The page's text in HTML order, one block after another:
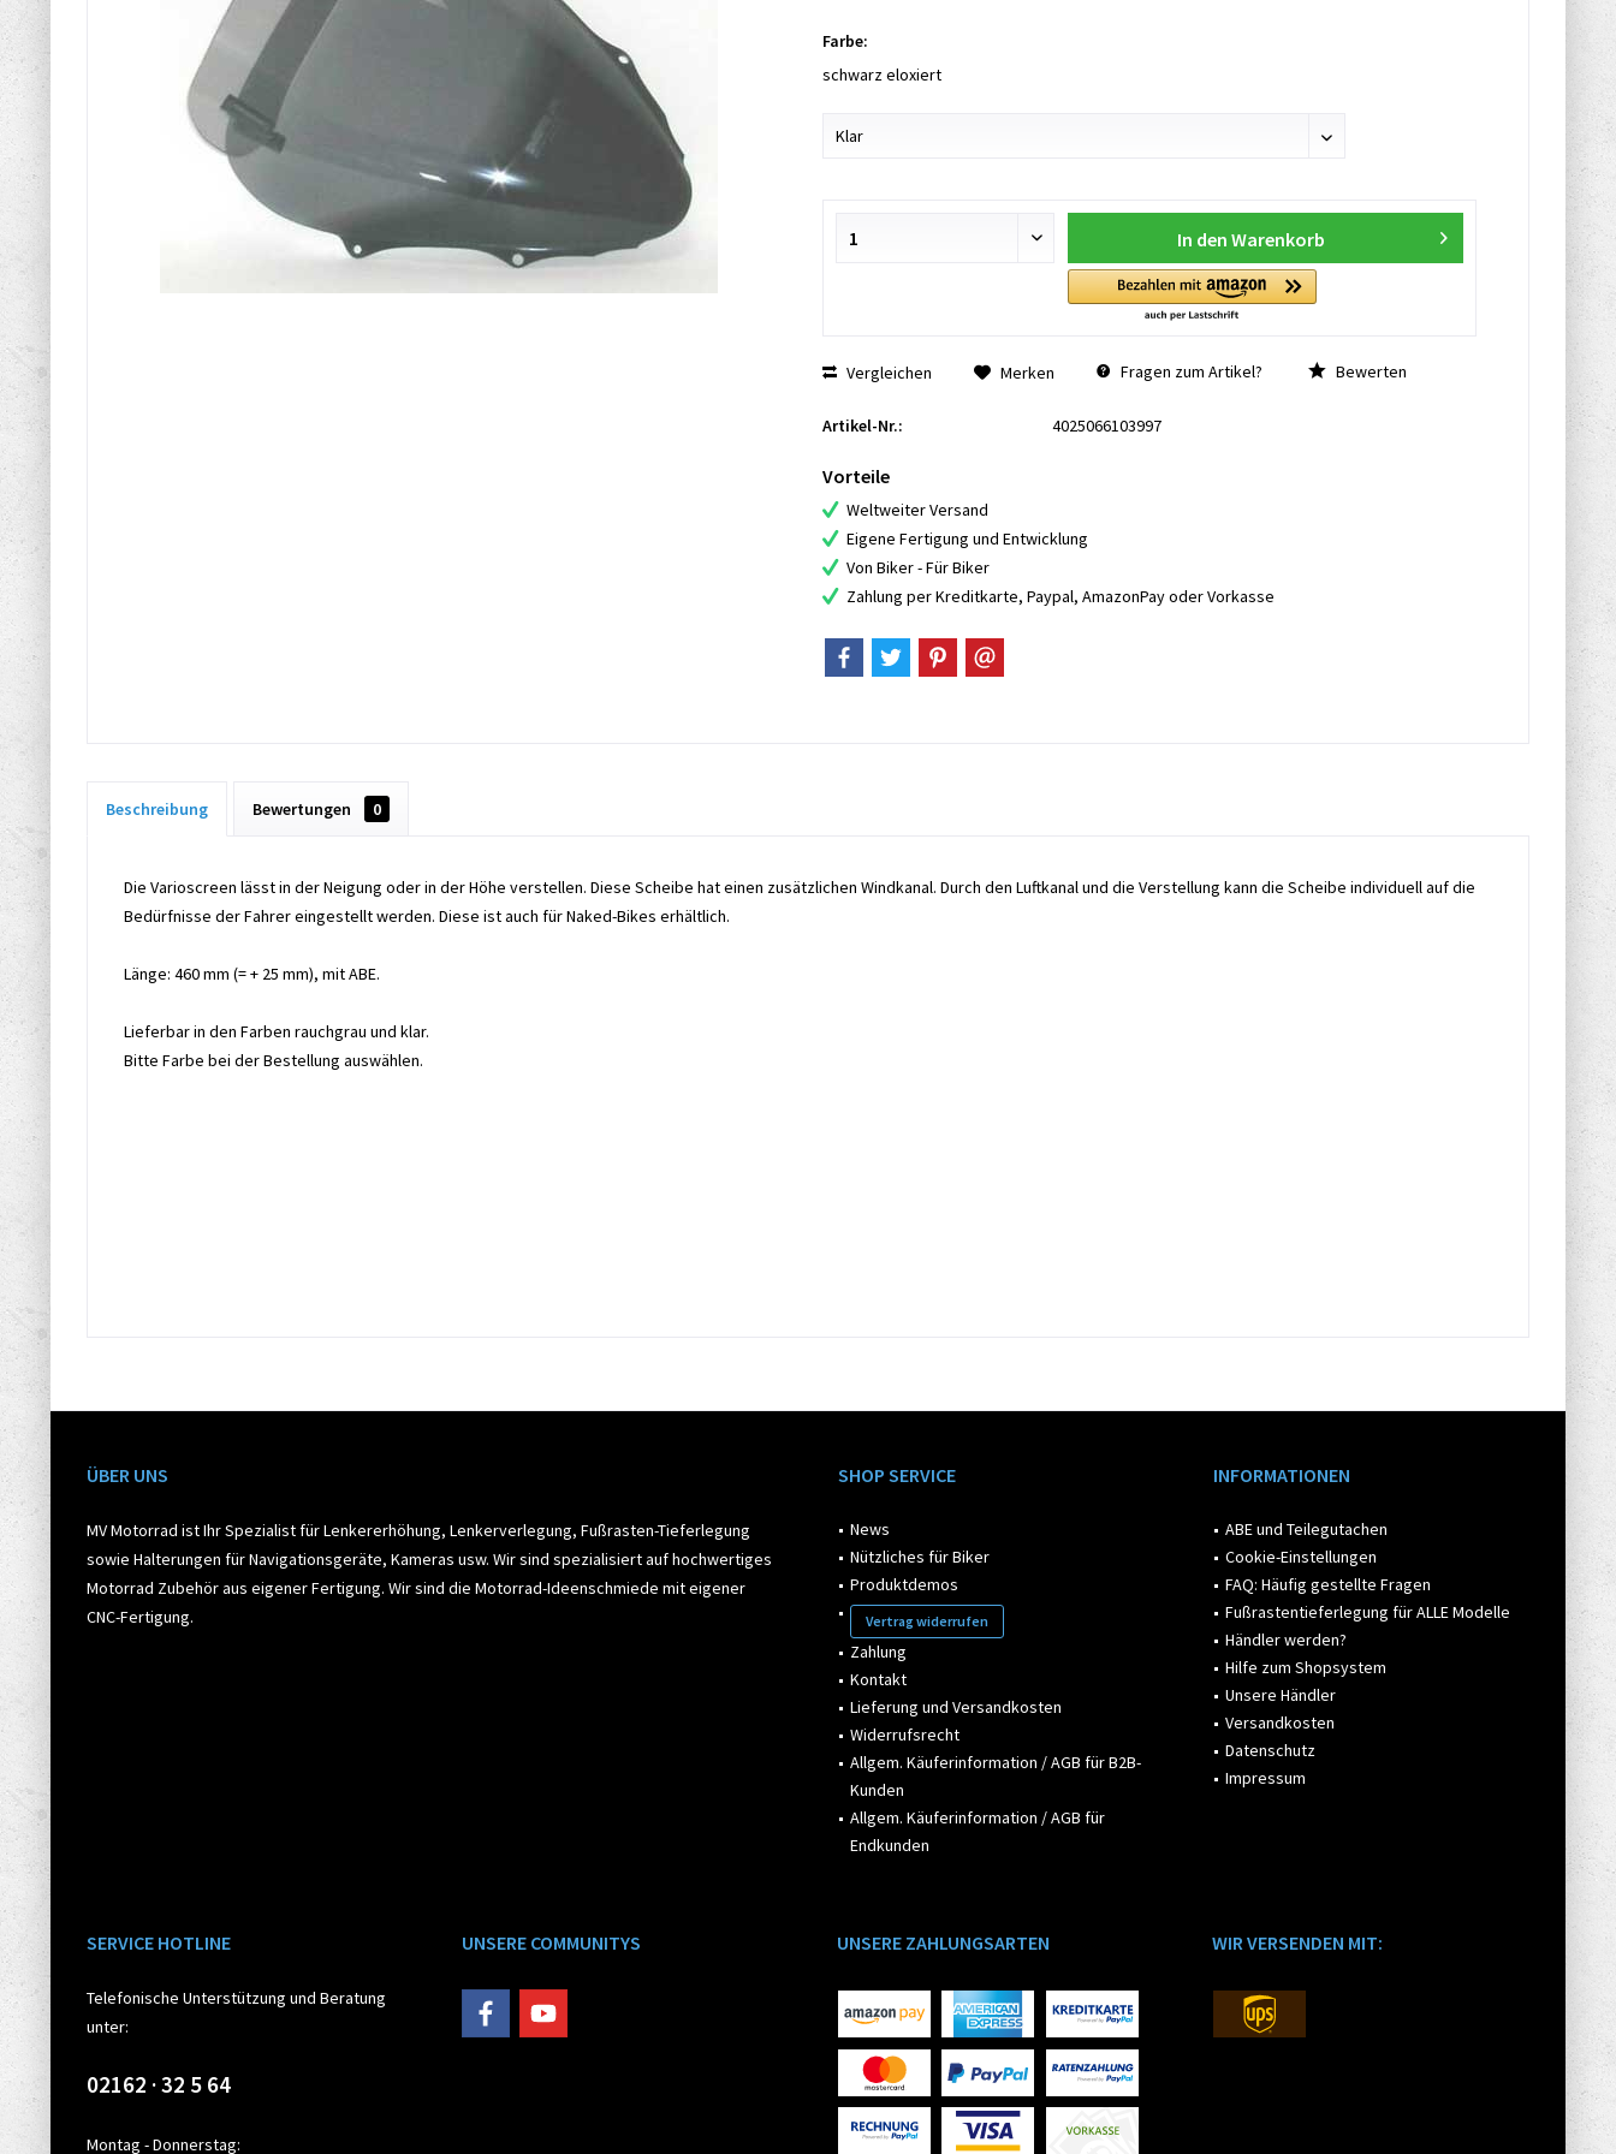
Farbe:
schwarz eloxiert
In den Warenkorb
Vergleichen Merken Fragen zum Artikel? Bewerten
Artikel-Nr.: 4025066103997
Vorteile
Weltweiter Versand
Eigene Fertigung und Entwicklung
Von Biker - Für Biker
Zahlung per Kreditkarte, Paypal, AmazonPay oder Vorkasse
Beschreibung Bewertungen 0
Die Varioscreen lässt in der Neigung oder in der Höhe verstellen. Diese Scheibe hat einen zusätzlichen Windkanal. Durch den Luftkanal und die Verstellung kann die Scheibe individuell auf die
Bedürfnisse der Fahrer eingestellt werden. Diese ist auch für Naked-Bikes erhältlich.
Länge: 460 mm (= + 25 mm), mit ABE.
Lieferbar in den Farben rauchgrau und klar.
Bitte Farbe bei der Bestellung auswählen.
ÜBER UNS
MV Motorrad ist Ihr Spezialist für Lenkererhöhung, Lenkerverlegung, Fußrasten-Tieferlegung
sowie Halterungen für Navigationsgeräte, Kameras usw. Wir sind spezialisiert auf hochwertiges
Motorrad Zubehör aus eigener Fertigung. Wir sind die Motorrad-Ideenschmiede mit eigener
CNC-Fertigung.
SHOP SERVICE
News
Nützliches für Biker
Produktdemos
Vertrag widerrufen
Zahlung
Kontakt
Lieferung und Versandkosten
Widerrufsrecht
Allgem. Käuferinformation / AGB für B2B-
Kunden
Allgem. Käuferinformation / AGB für
Endkunden
INFORMATIONEN
ABE und Teilegutachen
Cookie-Einstellungen
FAQ: Häufig gestellte Fragen
Fußrastentieferlegung für ALLE Modelle
Händler werden?
Hilfe zum Shopsystem
Unsere Händler
Versandkosten
Datenschutz
Impressum
SERVICE HOTLINE
Telefonische Unterstützung und Beratung
unter:
02162 · 32 5 64
Montag - Donnerstag:
UNSERE COMMUNITYS UNSERE ZAHLUNGSARTEN WIR VERSENDEN MIT: